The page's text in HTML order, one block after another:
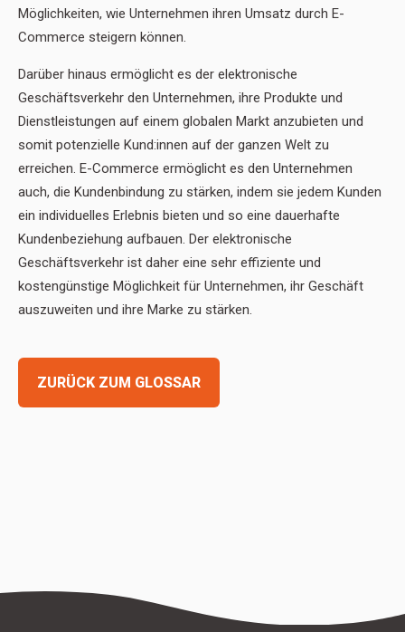
Möglichkeiten, wie Unternehmen ihren Umsatz durch E-
Commerce steigern können.
Darüber hinaus ermöglicht es der elektronische
Geschäftsverkehr den Unternehmen, ihre Produkte und
Dienstleistungen auf einem globalen Markt anzubieten und
somit potenzielle Kund:innen auf der ganzen Welt zu
erreichen. E-Commerce ermöglicht es den Unternehmen
auch, die Kundenbindung zu stärken, indem sie jedem Kunden
ein individuelles Erlebnis bieten und so eine dauerhafte
Kundenbeziehung aufbauen. Der elektronische
Geschäftsverkehr ist daher eine sehr effiziente und
kostengünstige Möglichkeit für Unternehmen, ihr Geschäft
auszuweiten und ihre Marke zu stärken.
ZURÜCK ZUM GLOSSAR